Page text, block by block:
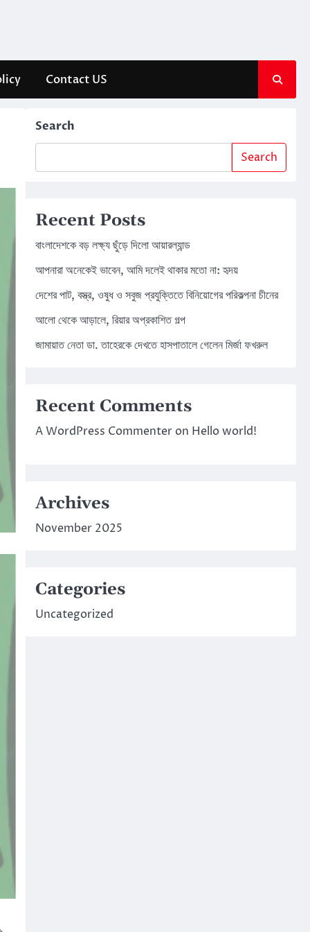
Contact US
Search
Search
Recent Posts
বাংলাদেশকে বড় লক্ষ্য ছুঁড়ে দিলো আয়ারল্যান্ড
আপনারা অনেকেই ভাবেন, আমি দলেই থাকার মতো না: হৃদয়
দেশের পাট, বস্ত্র, ওষুধ ও সবুজ প্রযুক্তিতে বিনিয়োগের পরিকল্পনা চীনের
আলো থেকে আড়ালে, রিয়ার অপ্রকাশিত গল্প
জামায়াত নেতা ডা. তাহেরকে দেখতে হাসপাতালে গেলেন মির্জা ফখরুল
Recent Comments
A WordPress Commenteron Hello world!
Archives
November 2025
Categories
Uncategorized